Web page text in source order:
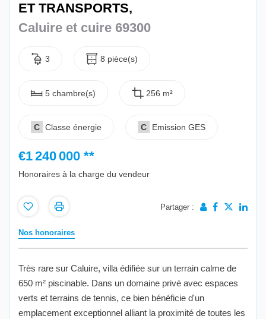
ET TRANSPORTS,
Caluire et cuire 69300
3 8 pièce(s)
5 chambre(s) 256 m²
C Classe énergie C Emission GES
€1 240 000 **
Honoraires à la charge du vendeur
Partager :
Nos honoraires
Très rare sur Caluire, villa édifiée sur un terrain calme de
650 m² piscinable. Dans un domaine privé avec espaces
verts et terrains de tennis, ce bien bénéficie d'un
emplacement exceptionnel alliant la proximité de toutes les